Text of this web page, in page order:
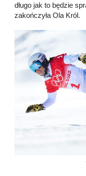
długo jak to będzie
zakończyła Ola Król.